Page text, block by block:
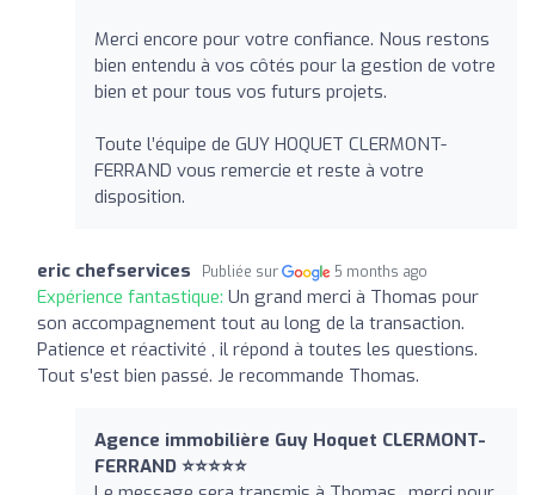
Merci encore pour votre confiance. Nous restons
bien entendu à vos côtés pour la gestion de votre
bien et pour tous vos futurs projets.
Toute l’équipe de GUY HOQUET CLERMONT-
FERRAND vous remercie et reste à votre
disposition.
eric chefservices Publiée sur 5 months ago
Expérience fantastique: Un grand merci à Thomas pour
son accompagnement tout au long de la transaction.
Patience et réactivité , il répond à toutes les questions.
Tout s'est bien passé. Je recommande Thomas.
Agence immobilière Guy Hoquet CLERMONT-
FERRAND ⭐⭐⭐⭐⭐